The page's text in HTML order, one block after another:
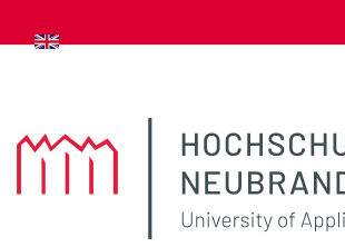
zum Inhalt springen